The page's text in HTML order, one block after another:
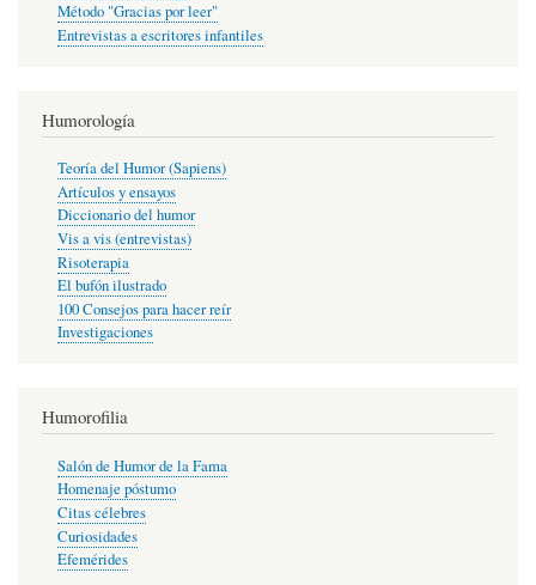
Método "Gracias por leer"
Entrevistas a escritores infantiles
Humorología
Teoría del Humor (Sapiens)
Artículos y ensayos
Diccionario del humor
Vis a vis (entrevistas)
Risoterapia
El bufón ilustrado
100 Consejos para hacer reír
Investigaciones
Humorofilia
Salón de Humor de la Fama
Homenaje póstumo
Citas célebres
Curiosidades
Efemérides